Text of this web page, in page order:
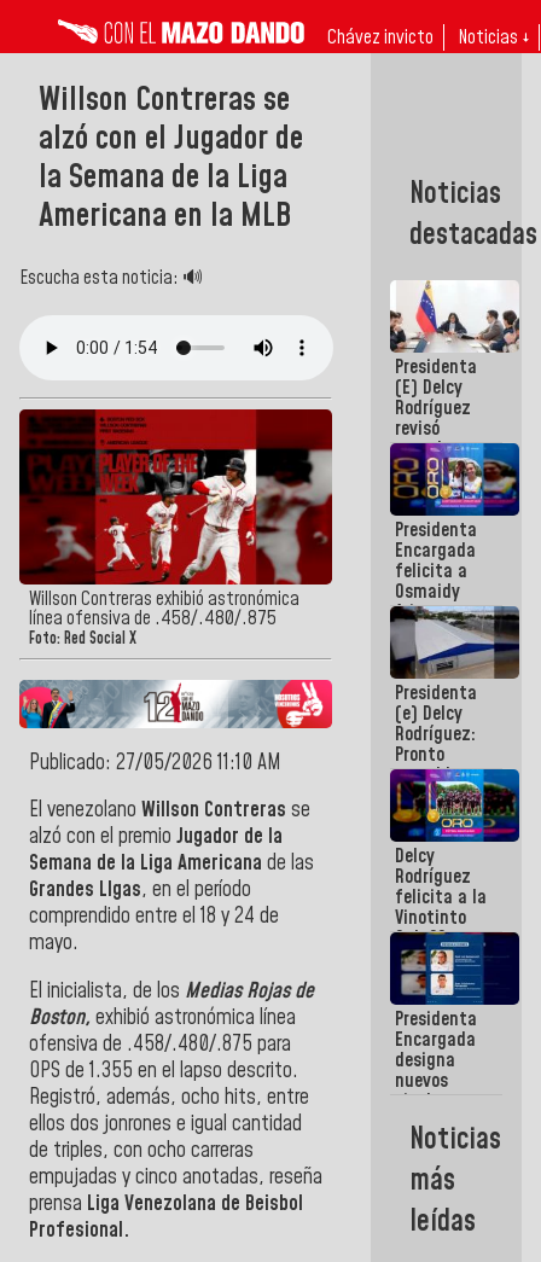
Chávez invicto Noticias ↓
Willson Contreras se
alzó con el Jugador de
la Semana de la Liga
Americana en la MLB
Escucha esta noticia: 🔊
Willson Contreras exhibió astronómica
línea ofensiva de .458/.480/.875
Foto: Red Social X
Publicado: 27/05/2026 11:10 AM
El venezolano Willson Contreras se
alzó con el premio Jugador de la
Semana de la Liga Americana de las
Grandes LIgas, en el período
comprendido entre el 18 y 24 de
mayo.
El inicialista, de los Medias Rojas de
Boston, exhibió astronómica línea
ofensiva de .458/.480/.875 para
OPS de 1.355 en el lapso descrito.
Registró, además, ocho hits, entre
ellos dos jonrones e igual cantidad
de triples, con ocho carreras
empujadas y cinco anotadas, reseña
prensa Liga Venezolana de Beisbol
Profesional.
Noticias
destacadas
Presidenta
(E) Delcy
Rodríguez
revisó
agenda
económica y
ejecución de
fondos de
emergencia
post-sismos
Presidenta
Encargada
felicita a
Osmaidy
Arias y
Giraly
Marcano por
hacer
historia en
los
Centroamericanos
Presidenta
(e) Delcy
Rodríguez:
Pronto
restableceremos
las
operaciones
en el
Aeropuerto
Internacional
de
Maiquetía
Delcy
Rodríguez
felicita a la
Vinotinto
Sub 20
campeona
frente
México Sub
23 en los
Centroamericanos
Presidenta
Encargada
designa
nuevos
titulares en
Viceministerio
de Energía
Eléctrica y
CORPOELEC
Noticias
más
leídas